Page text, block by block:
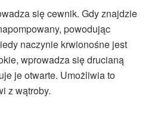
się cewnik. Gdy znajdzie
powodując
naczynie krwionośne jest
wprowadza się drucianą
je otwarte. Umożliwia to
z wątroby.